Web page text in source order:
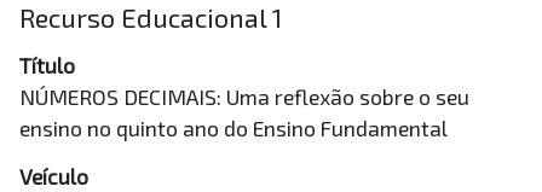
Recurso Educacional 1
Título
NÚMEROS DECIMAIS: Uma reflexão sobre o seu
ensino no quinto ano do Ensino Fundamental
Veículo